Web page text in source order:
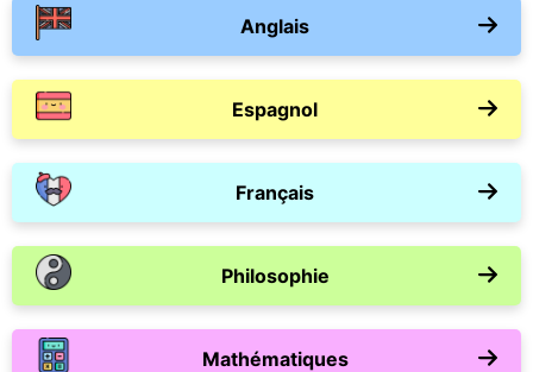
Anglais
Espagnol
Français
Philosophie
Mathématiques